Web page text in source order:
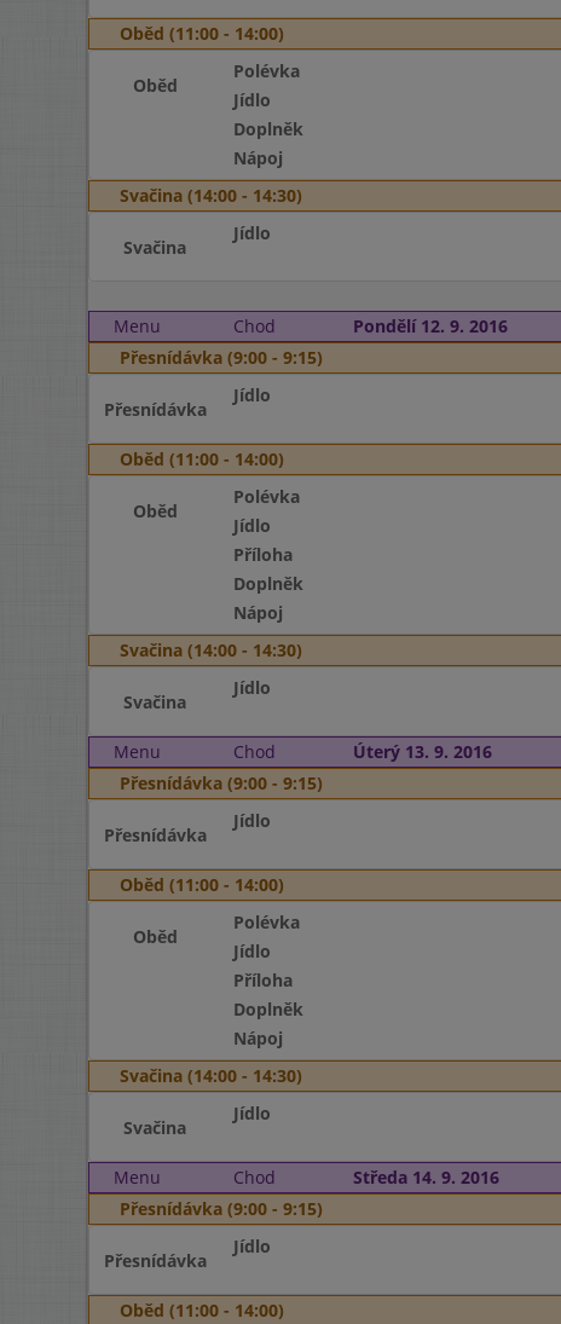
Oběd (11:00 - 14:00)
Oběd
Polévka
Jídlo
Doplněk
Nápoj
Svačina (14:00 - 14:30)
Svačina
Jídlo
Menu
Chod Pondělí 12. 9. 2016
Přesnídávka (9:00 - 9:15)
Přesnídávka
Jídlo
Oběd (11:00 - 14:00)
Oběd
Polévka
Jídlo
Příloha
Doplněk
Nápoj
Svačina (14:00 - 14:30)
Svačina
Jídlo
Menu Chod Úterý 13. 9. 2016
Přesnídávka (9:00 - 9:15)
Přesnídávka
Jídlo
Oběd (11:00 - 14:00)
Oběd
Polévka
Jídlo
Příloha
Doplněk
Nápoj
Svačina (14:00 - 14:30)
Svačina
Jídlo
Menu Chod Středa 14. 9. 2016
Přesnídávka (9:00 - 9:15)
Přesnídávka
Jídlo
Oběd (11:00 - 14:00)